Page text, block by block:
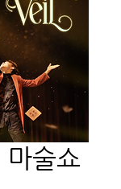
마술쇼